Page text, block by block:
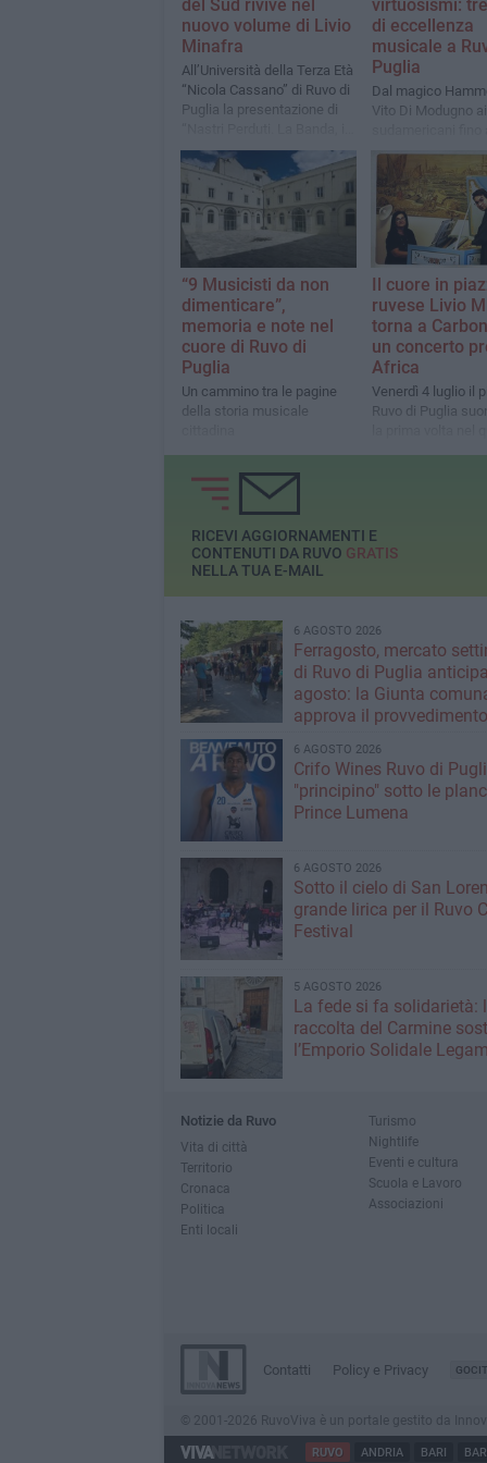
del Sud rivive nel
nuovo volume di Livio
Minafra
All’Università della Terza Età
“Nicola Cassano” di Ruvo di
Puglia la presentazione di
Jazz, il Sud – Vol. 1”
virtuosismi:
di eccellenza
musicale a
Puglia
Dal magico
Vito Di Modugno
raffinato omaggio
“9 Musicisti da non
dimenticare”,
memoria e note nel
cuore di Ruvo di
Puglia
Un cammino tra le pagine
della storia musicale
Il cuore in
ruvese Livio
torna a
un concerto
Africa
Venerdì 4 luglio il
Ruvo di Puglia
la prima volta nel
Brandonisio
RICEVI AGGIORNAMENTI E
CONTENUTI DA RUVO GRATIS
NELLA TUA E-MAIL
6 AGOSTO 2026
Ferragosto, mercato
di Ruvo di Puglia
agosto: la Giunta
approva il provvedimento
6 AGOSTO 2026
Crifo Wines Ruvo di
"principino" sotto le
Prince Lumena
6 AGOSTO 2026
Sotto il cielo di San
grande lirica per il Ruvo
Festival
5 AGOSTO 2026
La fede si fa solidarietà:
raccolta del Carmine
l’Emporio Solidale
Notizie da Ruvo
Vita di città
Territorio
Cronaca
Politica
Enti locali
Turismo
Nightlife
Eventi e cultura
Scuola e Lavoro
Associazioni
Contatti Policy e Privacy
© 2001-2026 RuvoViva è un portale gestito da
RUVO ANDRIA BARI